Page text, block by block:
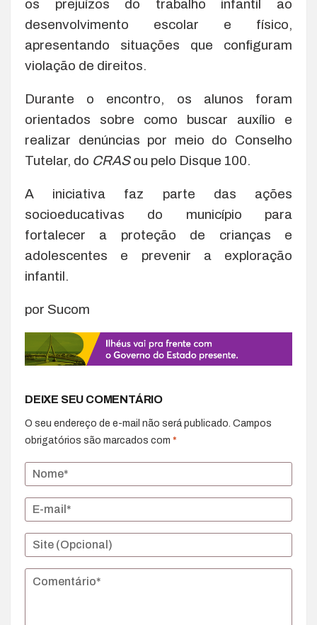
os prejuízos do trabalho infantil ao
desenvolvimento escolar e físico,
apresentando situações que configuram
violação de direitos.
Durante o encontro, os alunos foram
orientados sobre como buscar auxílio e
realizar denúncias por meio do Conselho
Tutelar, do CRASou pelo Disque 100.
A iniciativa faz parte das ações
socioeducativas do município para
fortalecer a proteção de crianças e
adolescentes e prevenir a exploração
infantil.
por Sucom
DEIXE SEU COMENTÁRIO
O seu endereço de e-mail não será publicado. Campos
obrigatórios são marcados com *